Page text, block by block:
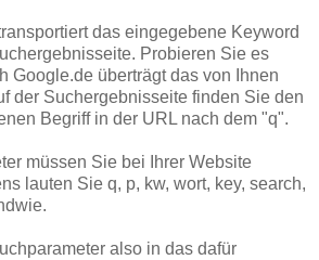
das eingegebene Keyword
Probieren Sie es
Google.de überträgt das von Ihnen
der Suchergebnisseite finden Sie den
Begriff in der URL nach dem "q".
müssen Sie bei Ihrer Website
lauten Sie q, p, kw, wort, key, search,
also in das dafür